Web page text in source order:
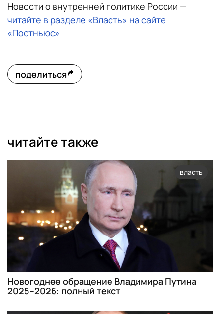
Новости о внутренней политике России —
читайте в разделе «Власть» на сайте
«Постньюс»
поделиться
читайте также
власть
Новогоднее обращение Владимира Путина
2025–2026: полный текст